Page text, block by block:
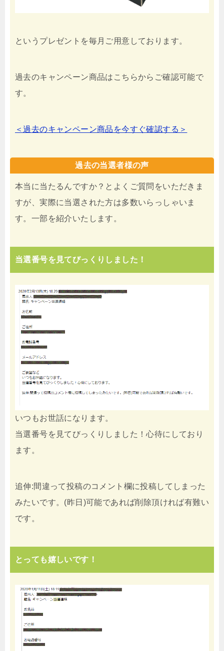
というプレゼントを毎月ご用意しております。
過去のキャンペーン商品はこちらからご確認可能で
す。
＜過去のキャンペーン商品を今すぐ確認する＞
過去の当選者様の声
本当に当たるんですか？とよくご質問をいただきま
すが、実際に当選された方は多数いらっしゃいま
す。一部を紹介いたします。
当選番号を見てびっくりしました！
いつもお世話になります。
当選番号を見てびっくりしました！心待にしており
ます。
追伸:間違って投稿のコメント欄に投稿してしまった
みたいです。(昨日)可能であれば削除頂ければ有難い
です。
とっても嬉しいです！